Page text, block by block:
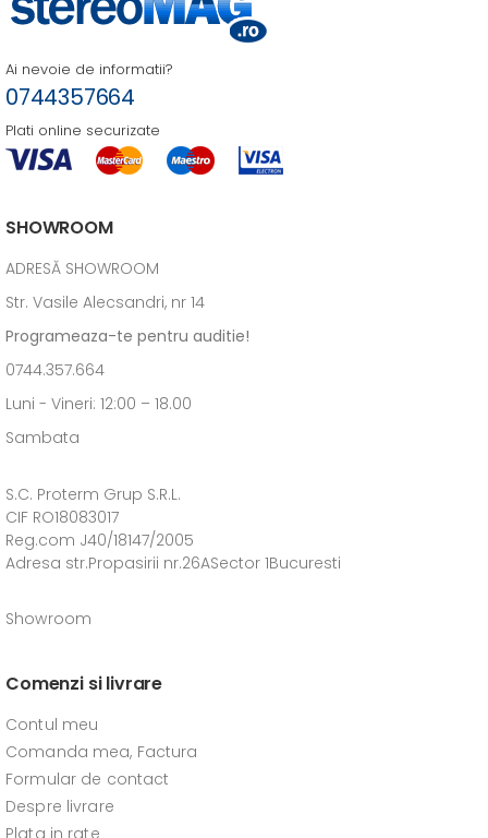
Ai nevoie de informatii?
0744357664
Plati online securizate
SHOWROOM
ADRESĂ SHOWROOM
Str. Vasile Alecsandri, nr 14
Programeaza-te pentru auditie!
0744.357.664
Luni - Vineri: 12:00 – 18.00
Sambata
S.C. Proterm Grup S.R.L.
CIF RO18083017
Reg.com J40/18147/2005
Adresa str.Propasirii nr.26ASector 1Bucuresti
Showroom
Comenzi si livrare
Contul meu
Comanda mea, Factura
Formular de contact
Despre livrare
Plata in rate